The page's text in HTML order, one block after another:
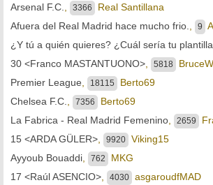
Arsenal F.C.
3366
Real Santillana
Afuera del Real Madrid hace mucho frio.
9
¿Y tú a quién quieres? ¿Cuál sería tu
30 <Franco MASTANTUONO>
5818
Premier League
18115
Berto69
Chelsea F.C.
7356
Berto69
La Fabrica - Real Madrid Femenino
2659
15 <ARDA GÜLER>
9920
Viking15
Ayyoub Bouaddi
762
MKG
17 <Raúl ASENCIO>
4030
asgaroudfMAD